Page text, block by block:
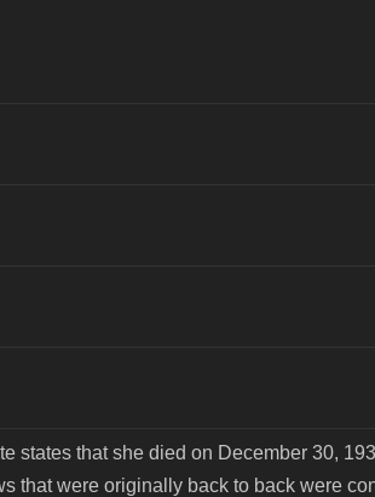
states that she died on December 30,
that were originally back to back were